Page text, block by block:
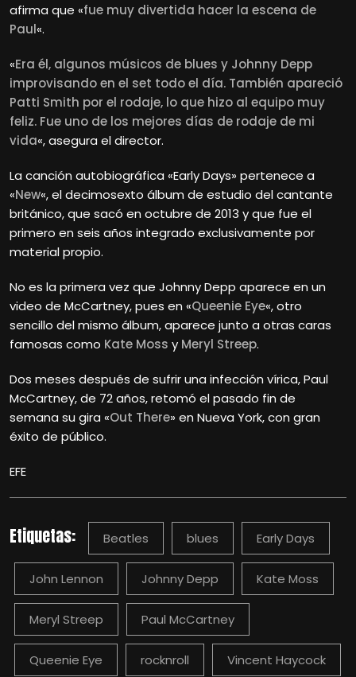
afirma que «fue muy divertida hacer la escena de
Paul«.
«Era él, algunos músicos de blues y Johnny Depp
improvisando en el set todo el día. También apareció
Patti Smith por el rodaje, lo que hizo al equipo muy
feliz. Fue uno de los mejores días de rodaje de mi
vida«, asegura el director.
La canción autobiográfica «Early Days» pertenece a
«New«, el decimosexto álbum de estudio del cantante
británico, que sacó en octubre de 2013 y que fue el
primero en seis años integrado exclusivamente por
material propio.
No es la primera vez que Johnny Depp aparece en un
video de McCartney, pues en «Queenie Eye«, otro
sencillo del mismo álbum, aparece junto a otras caras
famosas como Kate Moss y Meryl Streep.
Dos meses después de sufrir una infección vírica, Paul
McCartney, de 72 años, retomó el pasado fin de
semana su gira «Out There» en Nueva York, con gran
éxito de público.
EFE
Etiquetas: Beatles blues Early Days
John Lennon Johnny Depp Kate Moss
Meryl Streep Paul McCartney
Queenie Eye rocknroll Vincent Haycock